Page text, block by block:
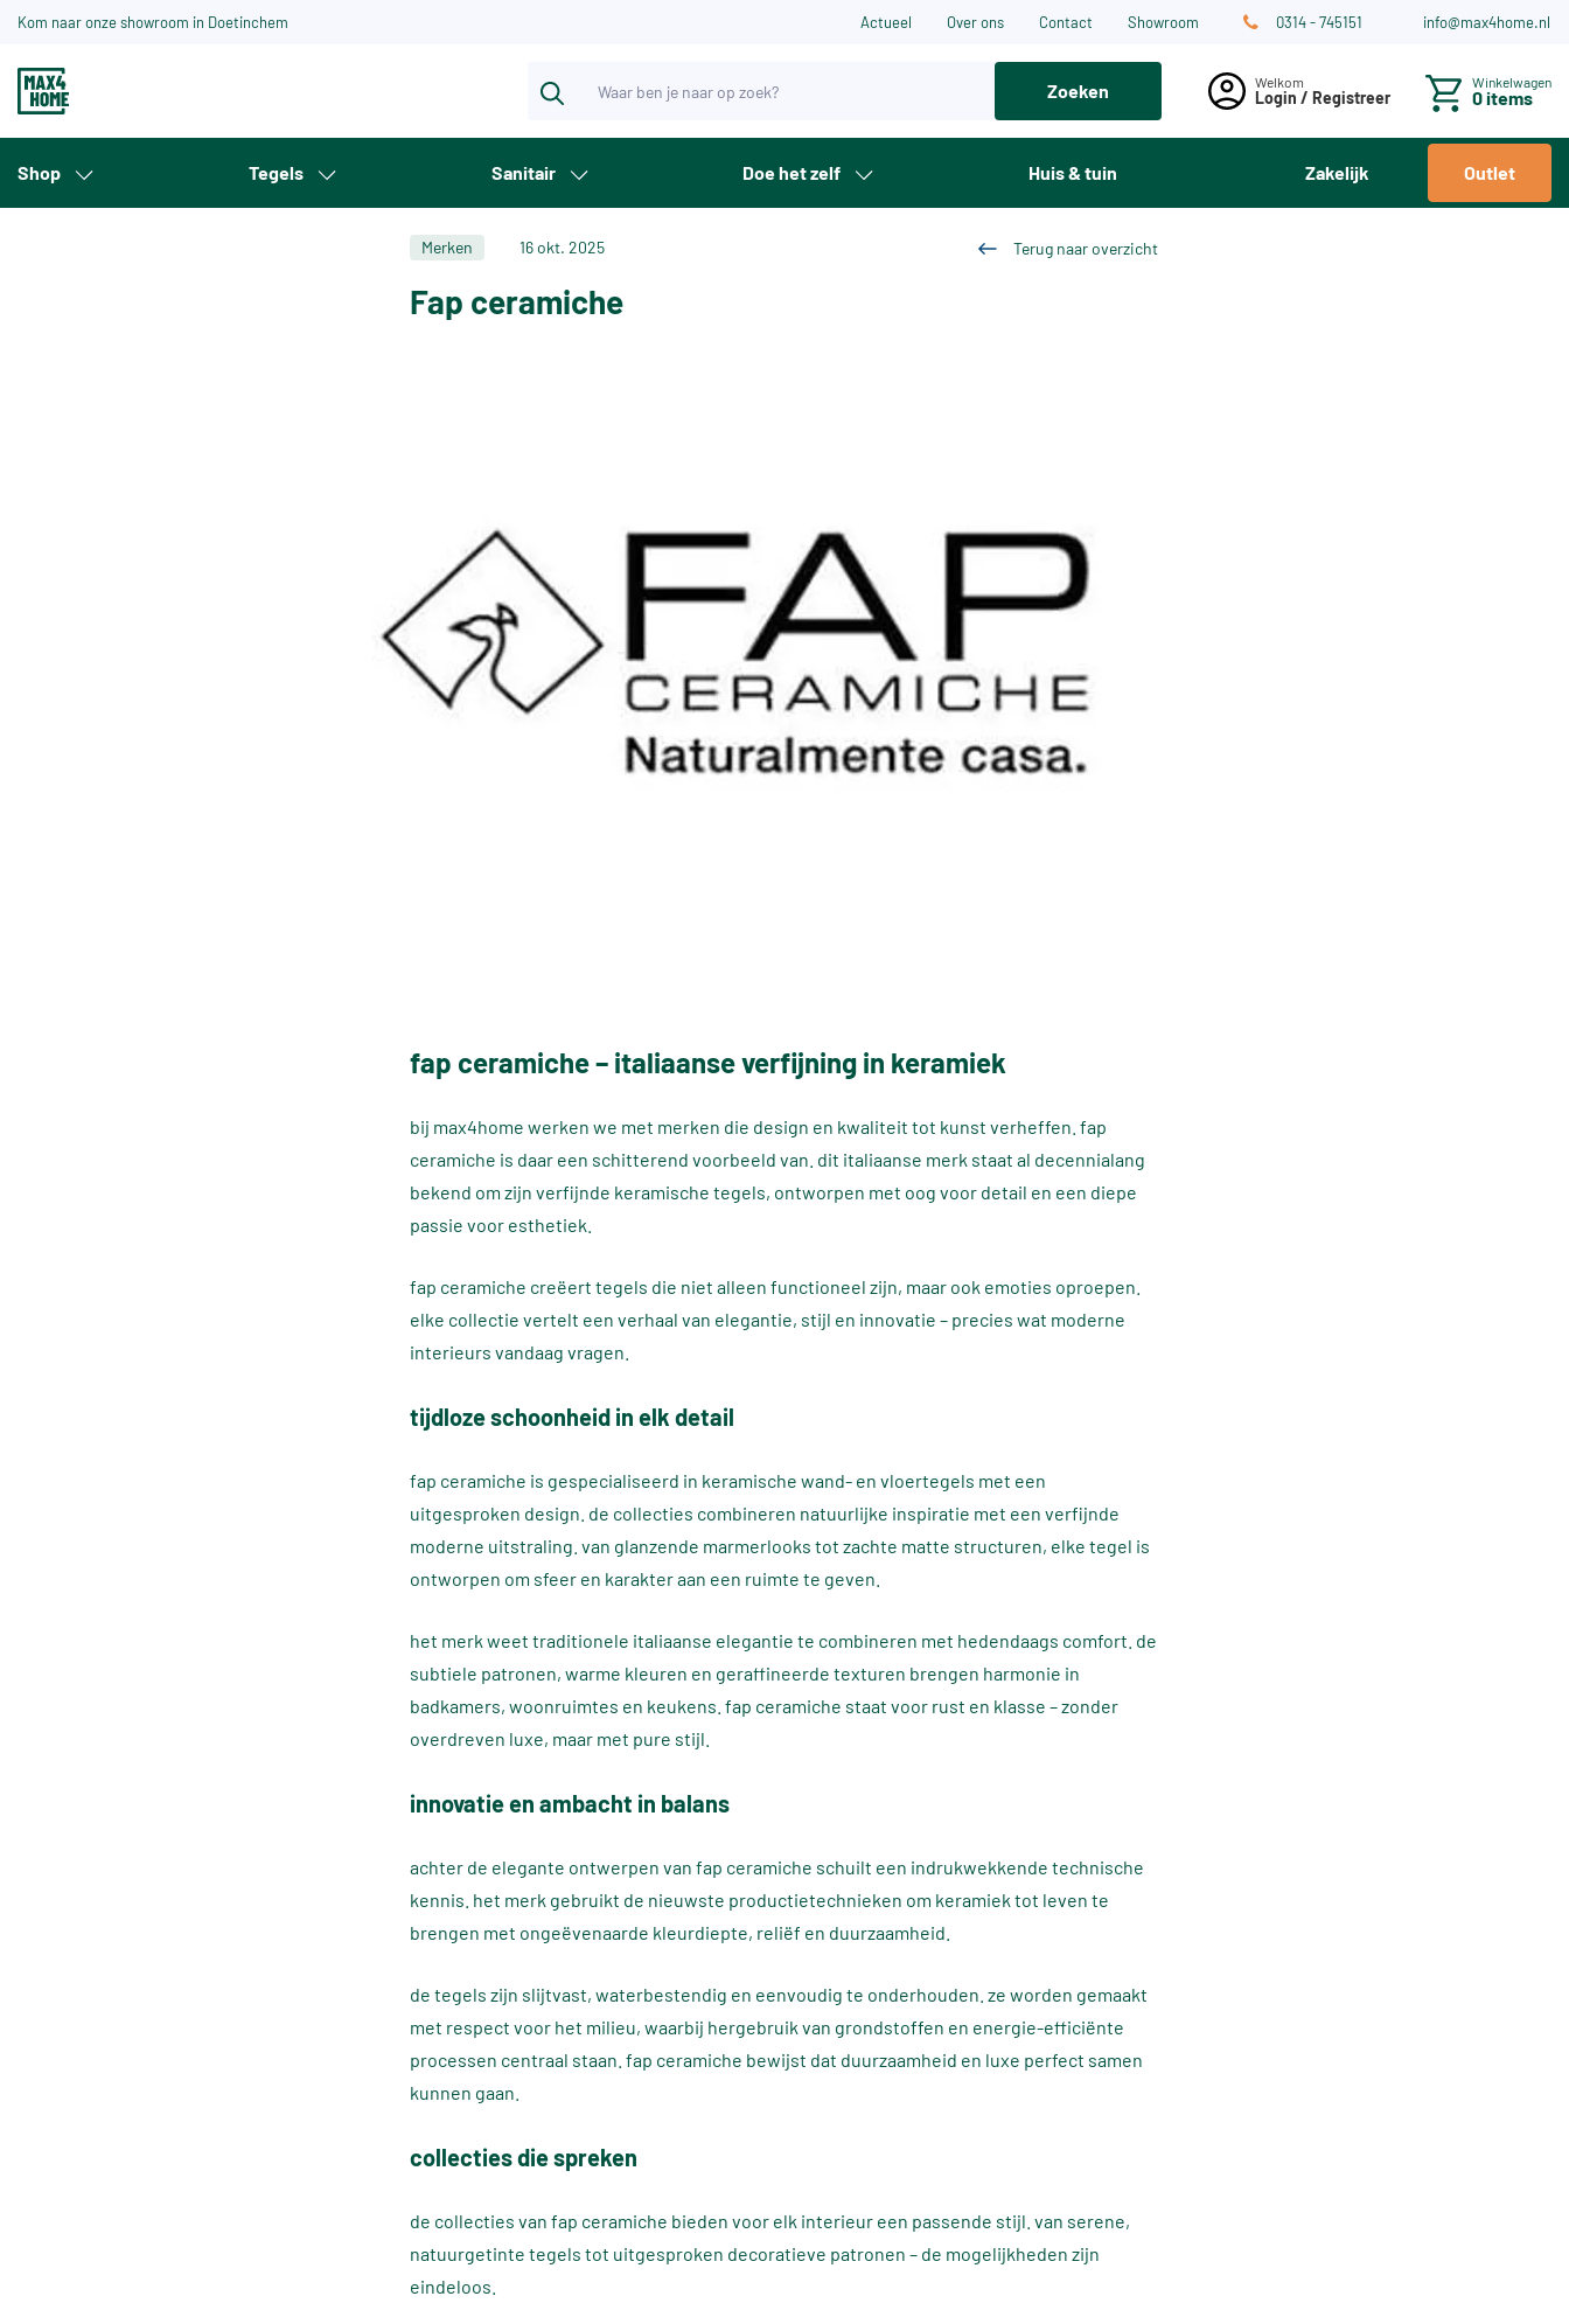
Kom naar onze showroom in Doetinchem Actueel Over ons Contact Showroom 0314 - 745151 info@max4home.nl
Zoeken Login / Registreer
Winkelwagen
0 items
Shop Tegels Sanitair Doe het zelf Huis & tuin Zakelijk Outlet
Merken 16 okt. 2025 Terug naar overzicht
Fap ceramiche
fap ceramiche – italiaanse verfijning in keramiek
bij max4home werken we met merken die design en kwaliteit tot kunst verheffen. fap
ceramiche is daar een schitterend voorbeeld van. dit italiaanse merk staat al decennialang
bekend om zijn verfijnde keramische tegels, ontworpen met oog voor detail en een diepe
passie voor esthetiek.
fap ceramiche creëert tegels die niet alleen functioneel zijn, maar ook emoties oproepen.
elke collectie vertelt een verhaal van elegantie, stijl en innovatie – precies wat moderne
interieurs vandaag vragen.
tijdloze schoonheid in elk detail
fap ceramiche is gespecialiseerd in keramische wand- en vloertegels met een
uitgesproken design. de collecties combineren natuurlijke inspiratie met een verfijnde
moderne uitstraling. van glanzende marmerlooks tot zachte matte structuren, elke tegel is
ontworpen om sfeer en karakter aan een ruimte te geven.
het merk weet traditionele italiaanse elegantie te combineren met hedendaags comfort. de
subtiele patronen, warme kleuren en geraffineerde texturen brengen harmonie in
badkamers, woonruimtes en keukens. fap ceramiche staat voor rust en klasse – zonder
overdreven luxe, maar met pure stijl.
innovatie en ambacht in balans
achter de elegante ontwerpen van fap ceramiche schuilt een indrukwekkende technische
kennis. het merk gebruikt de nieuwste productietechnieken om keramiek tot leven te
brengen met ongeëvenaarde kleurdiepte, reliëf en duurzaamheid.
de tegels zijn slijtvast, waterbestendig en eenvoudig te onderhouden. ze worden gemaakt
met respect voor het milieu, waarbij hergebruik van grondstoffen en energie-efficiënte
processen centraal staan. fap ceramiche bewijst dat duurzaamheid en luxe perfect samen
kunnen gaan.
collecties die spreken
de collecties van fap ceramiche bieden voor elk interieur een passende stijl. van serene,
natuurgetinte tegels tot uitgesproken decoratieve patronen – de mogelijkheden zijn
eindeloos.